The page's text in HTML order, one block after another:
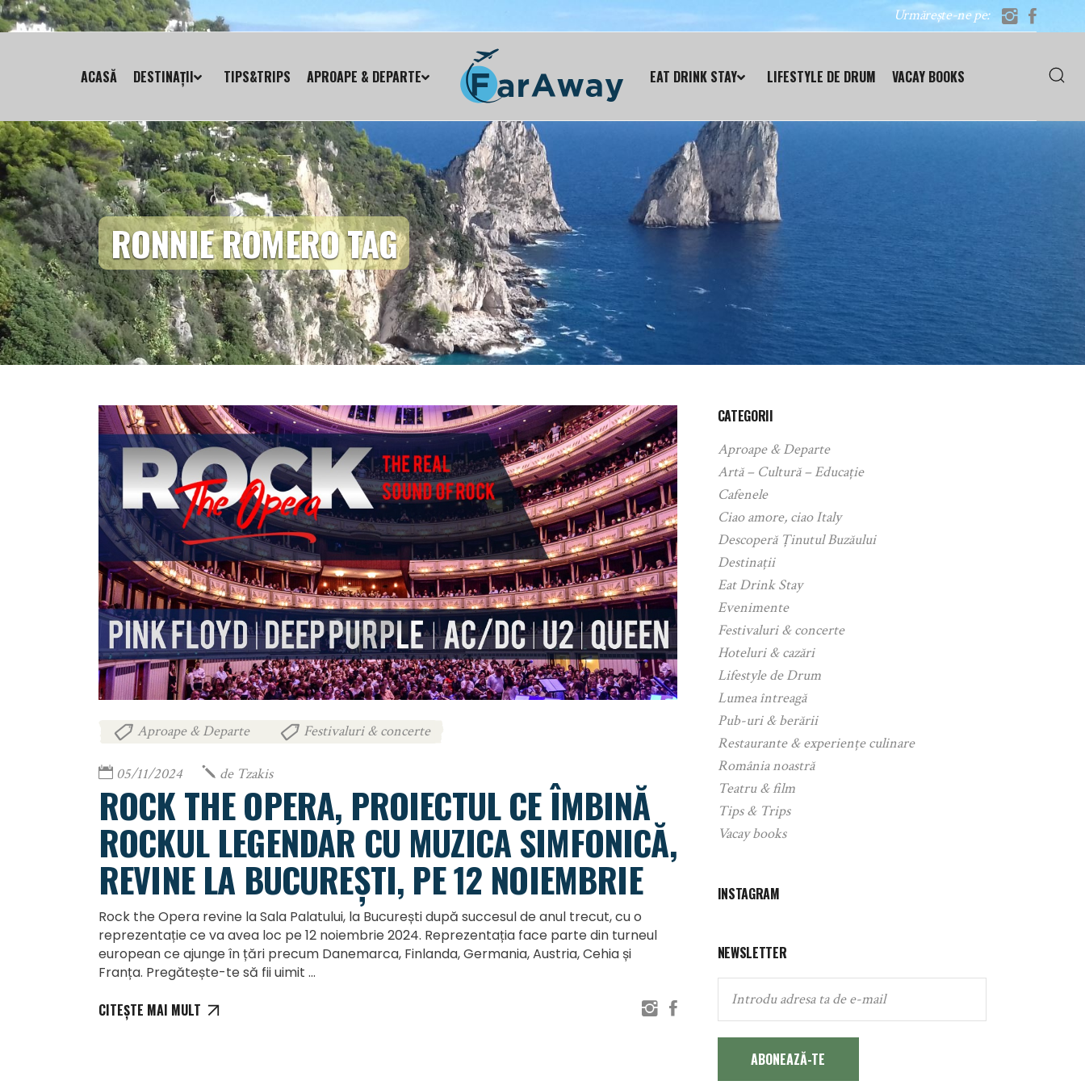
Urmărește-ne pe:
ACASĂ DESTINAȚII TIPS&TRIPS APROAPE & DEPARTE EAT DRINK STAY LIFESTYLE DE DRUM VACAY BOOKS
RONNIE ROMERO TAG
Aproape & Departe Festivaluri & concerte
05/11/2024 de Tzakis
ROCK THE OPERA, PROIECTUL CE ÎMBINĂ
ROCKUL LEGENDAR CU MUZICA SIMFONICĂ,
REVINE LA BUCUREȘTI, PE 12 NOIEMBRIE
Rock the Opera revine la Sala Palatului, la București după succesul de anul trecut, cu o
reprezentație ce va avea loc pe 12 noiembrie 2024. Reprezentația face parte din turneul
european ce ajunge în țări precum Danemarca, Finlanda, Germania, Austria, Cehia și
Franța. Pregătește-te să fii uimit
CITEȘTE MAI MULT
CATEGORII
Aproape & Departe
Artă – Cultură – Educație
Cafenele
Ciao amore, ciao Italy
Descoperă Ținutul Buzăului
Destinații
Eat Drink Stay
Evenimente
Festivaluri & concerte
Hoteluri & cazări
Lifestyle de Drum
Lumea întreagă
Pub-uri & berării
Restaurante & experiențe culinare
România noastră
Teatru & film
Tips & Trips
Vacay books
INSTAGRAM
NEWSLETTER
ABONEAZĂ-TE